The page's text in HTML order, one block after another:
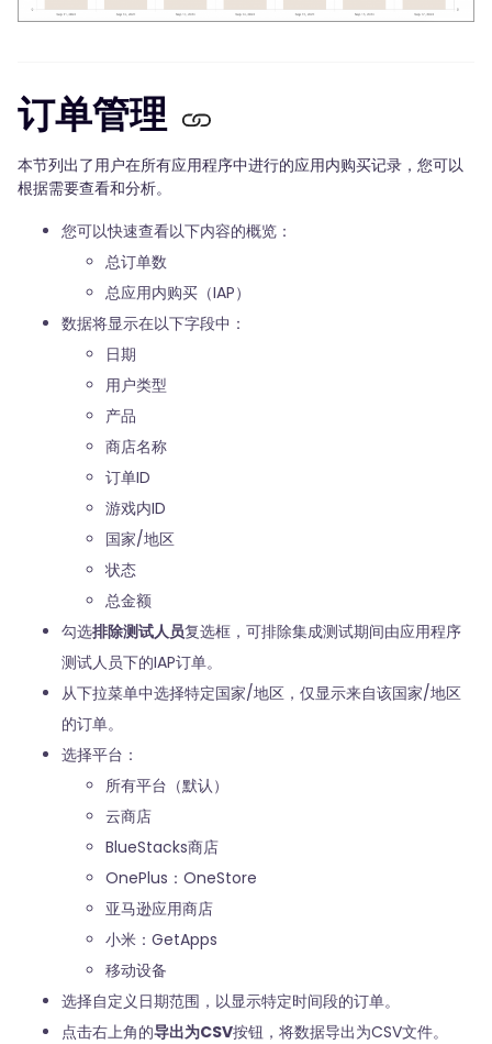
订单管理
本节列出了用户在所有应用程序中进行的应用内购买记录，您可以
根据需要查看和分析。
您可以快速查看以下内容的概览：
总订单数
总应用内购买（IAP）
数据将显示在以下字段中：
日期
用户类型
产品
商店名称
订单ID
游戏内ID
国家/地区
状态
总金额
勾选排除测试人员复选框，可排除集成测试期间由应用程序
测试人员下的IAP订单。
从下拉菜单中选择特定国家/地区，仅显示来自该国家/地区
的订单。
选择平台：
所有平台（默认）
云商店
BlueStacks商店
OnePlus：OneStore
亚马逊应用商店
小米：GetApps
移动设备
选择自定义日期范围，以显示特定时间段的订单。
点击右上角的导出为CSV按钮，将数据导出为CSV文件。